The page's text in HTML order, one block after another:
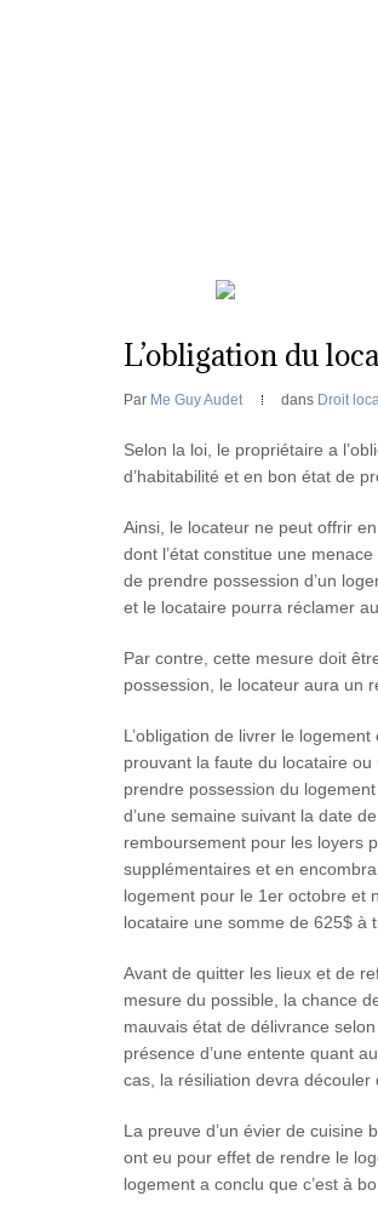
L’obligation du
Par Me Guy Audet dans Droit
Selon la loi, le propriétaire a
d’habitabilité et en bon état de
Ainsi, le locateur ne peut offrir
dont l’état constitue une
de prendre possession d’un
et le locataire pourra réclamer
Par contre, cette mesure doit
possession, le locateur aura un
L’obligation de livrer le
prouvant la faute du locataire
prendre possession du
d’une semaine suivant la date
remboursement pour les loyers
supplémentaires et en
logement pour le 1er octobre et
locataire une somme de 625$ à
Avant de quitter les lieux et de
mesure du possible, la chance
mauvais état de délivrance
présence d’une entente quant
cas, la résiliation devra découler
La preuve d’un évier de cuisine
ont eu pour effet de rendre le
logement a conclu que c’est à